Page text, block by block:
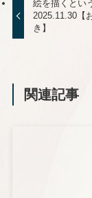
絵を描くとい
2025.11.30【
き】
関連記事